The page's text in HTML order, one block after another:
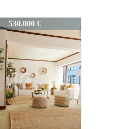
530.000 €